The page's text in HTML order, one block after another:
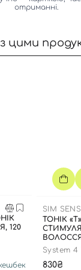
отриманні.
цими
120
SIM
ТОНІК
System 4
830₴
для авторизації/
користувача
Далі